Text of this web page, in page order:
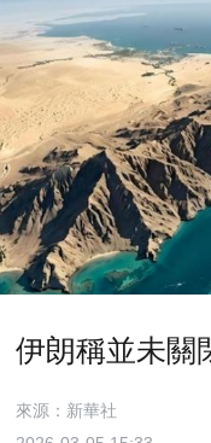
伊朗稱並未關
來源：新華社